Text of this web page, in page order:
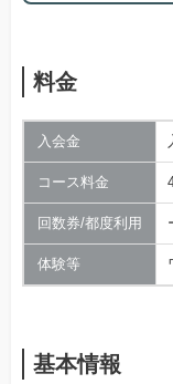
料金
入会金
コース料金
回数券/都度利用
体験等
基本情報